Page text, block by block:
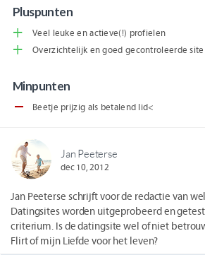
Pluspunten
Veel leuke en actieve(!) profielen
Overzichtelijk en goed gecontroleerde site
Minpunten
Beetje prijzig als betalend lid<
Jan Peeterse
dec 10, 2012
Jan Peeterse schrijft voor de redactie van
Datingsites worden uitgeprobeerd en
criterium. Is de datingsite wel of niet
Flirt of mijn Liefde voor het leven?